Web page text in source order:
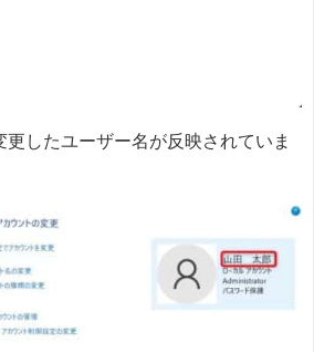
したユーザー名が反映されていま